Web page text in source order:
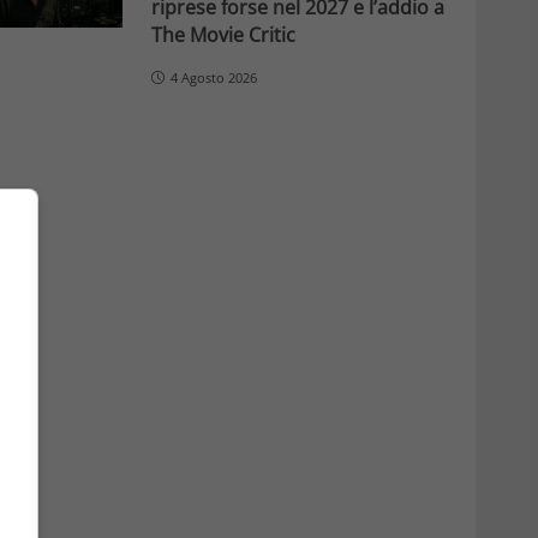
riprese forse nel 2027 e l’addio a
The Movie Critic
4 Agosto 2026